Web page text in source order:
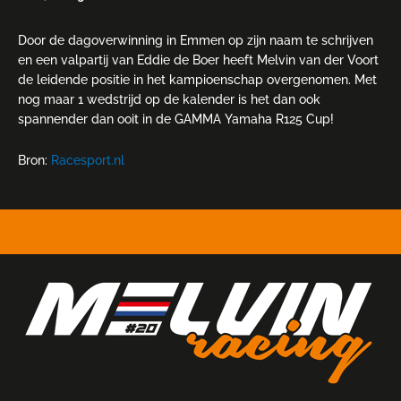
Door de dagoverwinning in Emmen op zijn naam te schrijven
en een valpartij van Eddie de Boer heeft Melvin van der Voort
de leidende positie in het kampioenschap overgenomen. Met
nog maar 1 wedstrijd op de kalender is het dan ook
spannender dan ooit in de GAMMA Yamaha R125 Cup!
Bron: Racesport.nl